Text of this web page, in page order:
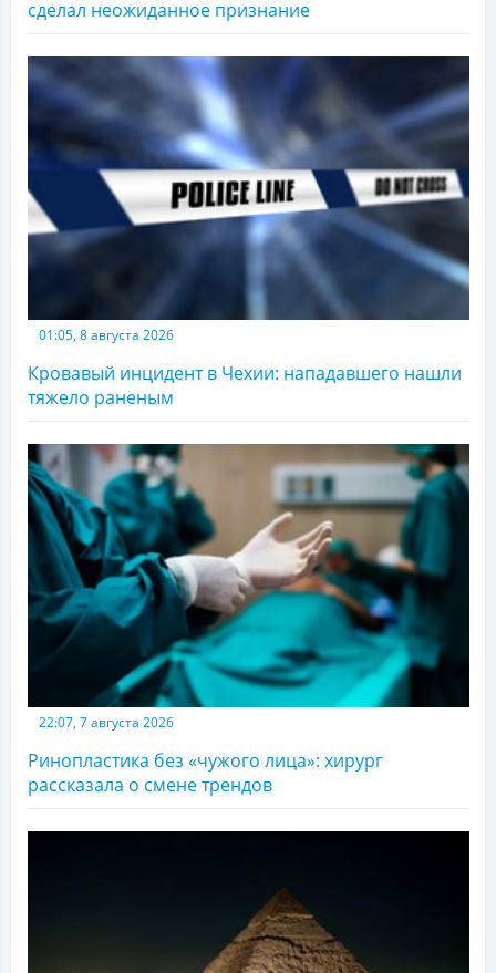
сделал неожиданное признание
01:05, 8 августа 2026
Кровавый инцидент в Чехии: нападавшего нашли
тяжело раненым
22:07, 7 августа 2026
Ринопластика без «чужого лица»: хирург
рассказала о смене трендов